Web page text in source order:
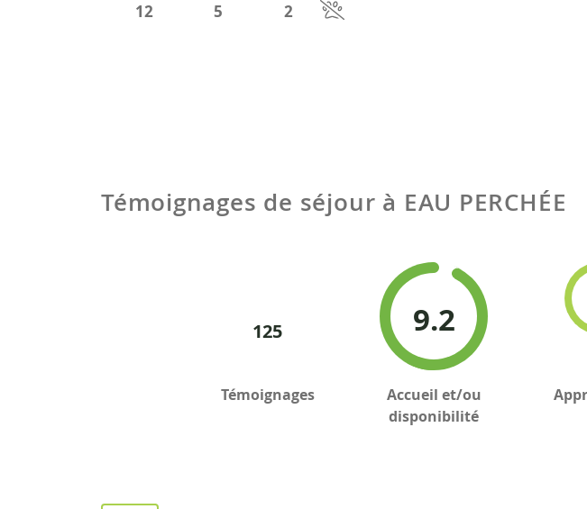
12 5 2
Témoignages de séjour à EAU PERCHÉE
125
Témoignages
9.2
Accueil et/ou
disponibilité